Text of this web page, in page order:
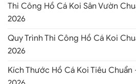
Thi Công Hồ Cá Koi Sân Vườn
2026
Quy Trình Thi Công Hồ Cá Koi
2026
Kích Thước Hồ Cá Koi Tiêu